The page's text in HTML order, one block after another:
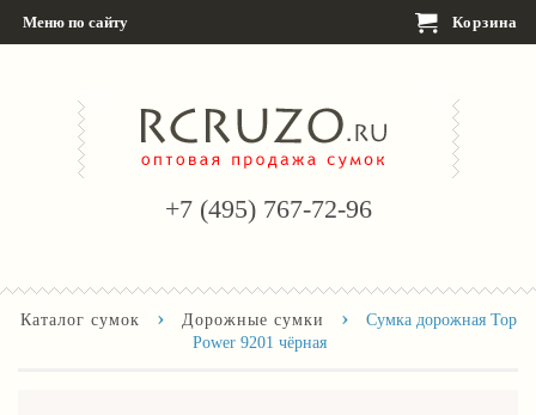
Меню по сайту Корзина
+7 (495) 767-72-96
Каталог сумок › Дорожные сумки ›
Сумка дорожная Top
Power 9201 чёрная